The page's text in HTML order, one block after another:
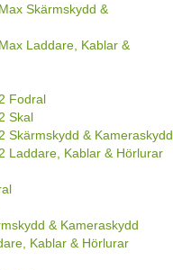
Skärmskydd &
Laddare, Kablar &
Fodral
Skal
Skärmskydd & Kameraskydd
Laddare, Kablar & Hörlurar
& Kameraskydd
Kablar & Hörlurar